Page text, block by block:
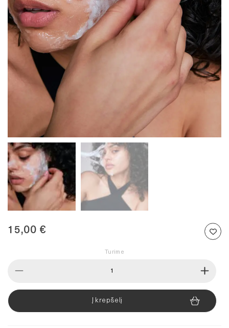
15,00 €
Turime
kiekis:
CO2
gelio
karboksiterapijos
Į krepšelį